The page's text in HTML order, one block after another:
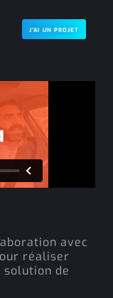
J'AI UN PROJET
avec
réaliser
de